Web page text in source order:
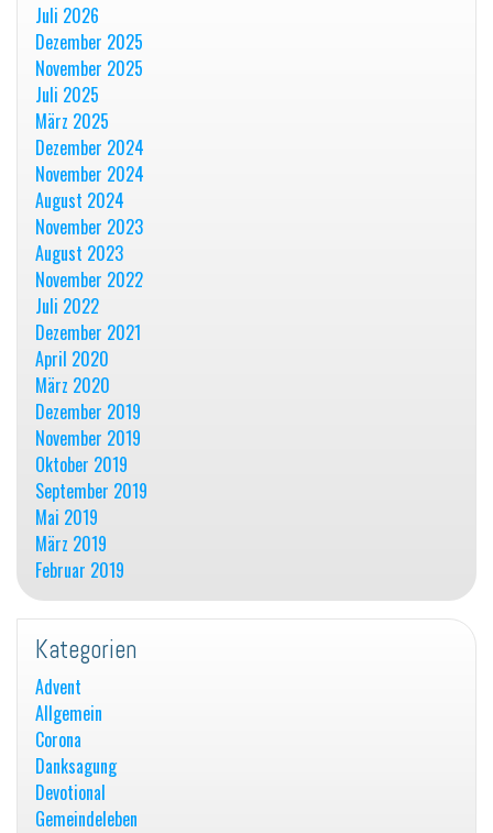
Juli 2026
Dezember 2025
November 2025
Juli 2025
März 2025
Dezember 2024
November 2024
August 2024
November 2023
August 2023
November 2022
Juli 2022
Dezember 2021
April 2020
März 2020
Dezember 2019
November 2019
Oktober 2019
September 2019
Mai 2019
März 2019
Februar 2019
Kategorien
Advent
Allgemein
Corona
Danksagung
Devotional
Gemeindeleben